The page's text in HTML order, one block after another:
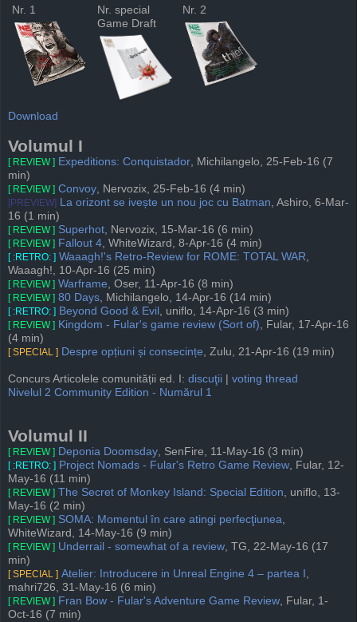
Nr. 1
Nr. special
Game Draft
Nr. 2
Download
Volumul I
[ REVIEW ] Expeditions: Conquistador, Michilangelo, 25-Feb-16 (7
min)
[ REVIEW ] Convoy, Nervozix, 25-Feb-16 (4 min)
[PREVIEW] La orizont se ivește un nou joc cu Batman, Ashiro, 6-Mar-
16 (1 min)
[ REVIEW ] Superhot, Nervozix, 15-Mar-16 (6 min)
[ REVIEW ] Fallout 4, WhiteWizard, 8-Apr-16 (4 min)
[ :RETRO: ] Waaagh!'s Retro-Review for ROME: TOTAL WAR,
Waaagh!, 10-Apr-16 (25 min)
[ REVIEW ] Warframe, Oser, 11-Apr-16 (8 min)
[ REVIEW ] 80 Days, Michilangelo, 14-Apr-16 (14 min)
[ :RETRO: ] Beyond Good & Evil , uniflo, 14-Apr-16 (3 min)
[ REVIEW ] Kingdom - Fular's game review (Sort of), Fular, 17-Apr-16
(4 min)
[ SPECIAL ] Despre opțiuni și consecințe, Zulu, 21-Apr-16 (19 min)
Concurs Articolele comunității ed. I: discuţii
voting thread
Nivelul 2 Community Edition - Numărul 1
Volumul II
[ REVIEW ] Deponia Doomsday, SenFire, 11-May-16 (3 min)
[ :RETRO: ] Project Nomads - Fular's Retro Game Review, Fular, 12-
May-16 (11 min)
[ REVIEW ] The Secret of Monkey Island: Special Edition, uniflo, 13-
May-16 (2 min)
[ REVIEW ] SOMA: Momentul în care atingi perfecţiunea,
WhiteWizard, 14-May-16 (9 min)
[ REVIEW ] Underrail - somewhat of a review, TG, 22-May-16 (17
min)
[ SPECIAL ] Atelier: Introducere in Unreal Engine 4 – partea I ,
mahri726, 31-May-16 (6 min)
[ REVIEW ] Fran Bow - Fular's Adventure Game Review, Fular, 1-
Oct-16 (7 min)